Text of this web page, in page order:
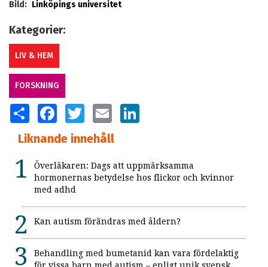
Bild: Linköpings universitet
Kategorier:
LIV & HEM
FORSKNING
SHARE FACEBOOKTWITTER EMAIL
Liknande innehåll
Överläkaren: Dags att uppmärksamma
hormonernas betydelse hos flickor och kvinnor
med adhd
Kan autism förändras med åldern?
Behandling med bumetanid kan vara fördelaktig
för vissa barn med autism – enligt unik svensk